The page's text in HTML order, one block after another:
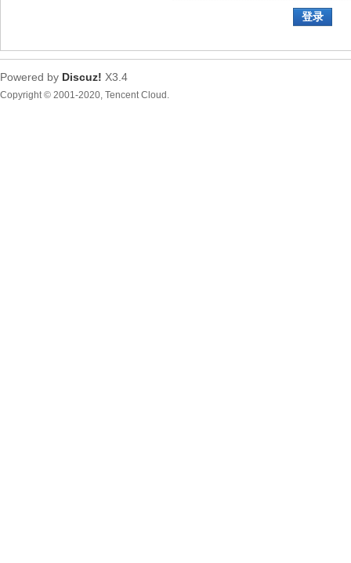
登录
Powered by Discuz! X3.4
Copyright © 2001-2020, Tencent Cloud.